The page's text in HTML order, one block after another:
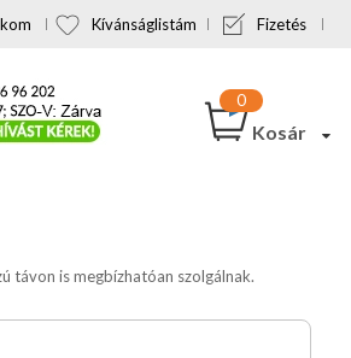
Kívánságlistám Fizetés
Kosár
távon is megbízhatóan szolgálnak.